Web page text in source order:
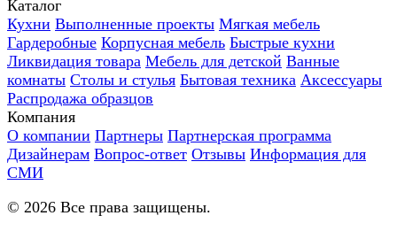
Каталог
Кухни Выполненные проекты Мягкая мебель
Гардеробные Корпусная мебель Быстрые кухни
Ликвидация товара Мебель для детской Ванные
комнаты Столы и стулья Бытовая техника Аксессуары
Распродажа образцов
Компания
О компании Партнеры Партнерская программа
Дизайнерам Вопрос-ответ Отзывы Информация для
СМИ
© 2026 Все права защищены.